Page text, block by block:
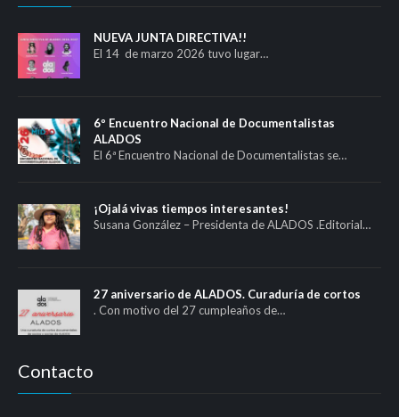
NUEVA JUNTA DIRECTIVA!!
El 14 de marzo 2026 tuvo lugar…
6º Encuentro Nacional de Documentalistas
ALADOS
El 6ª Encuentro Nacional de Documentalistas se…
¡Ojalá vivas tiempos interesantes!
Susana González – Presidenta de ALADOS .Editorial…
27 aniversario de ALADOS. Curaduría de cortos
. Con motivo del 27 cumpleaños de…
Contacto